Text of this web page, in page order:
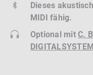
Dieses
MIDI fähig.
Optional mitC.
DIGITALSYSTEM